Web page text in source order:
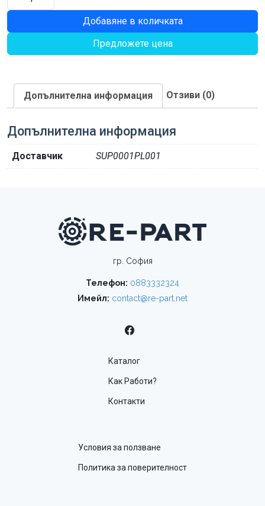
за
ВЕРИГА
Добавяне в количката
Предложете цена
Допълнителна информация Отзиви (0)
Допълнителна информация
Доставчик SUP0001PL001
гр. София
Телефон: 0883332324
Имейл: contact@re-part.net
Каталог
Как Работи?
Контакти
Условия за ползване
Политика за поверителност